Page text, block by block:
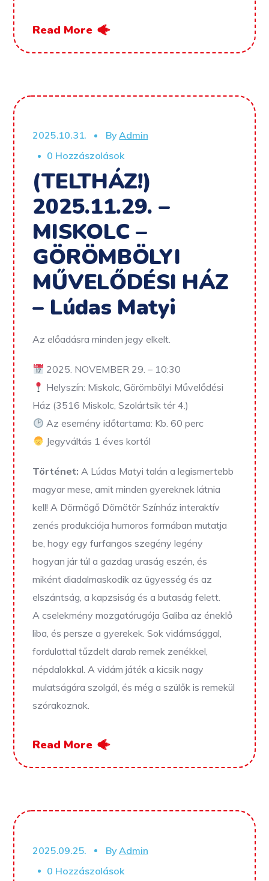
Read More
2025.10.31. ByAdmin
0 Hozzászolások
(TELTHÁZ!)
2025.11.29. –
MISKOLC –
GÖRÖMBÖLYI
MŰVELŐDÉSI HÁZ
– Lúdas Matyi
Az előadásra minden jegy elkelt.
2025. NOVEMBER 29. – 10:30
Helyszín: Miskolc, Görömbölyi Művelődési
Ház (3516 Miskolc, Szolártsik tér 4.)
Az esemény időtartama: Kb. 60 perc
Jegyváltás 1 éves kortól
Történet: A Lúdas Matyi talán a legismertebb
magyar mese, amit minden gyereknek látnia
kell! A Dörmögő Dömötör Színház interaktív
zenés produkciója humoros formában mutatja
be, hogy egy furfangos szegény legény
hogyan jár túl a gazdag uraság eszén, és
miként diadalmaskodik az ügyesség és az
elszántság, a kapzsiság és a butaság felett.
A cselekmény mozgatórugója Galiba az éneklő
liba, és persze a gyerekek. Sok vidámsággal,
fordulattal tűzdelt darab remek zenékkel,
népdalokkal. A vidám játék a kicsik nagy
mulatságára szolgál, és még a szülők is remekül
szórakoznak.
Read More
2025.09.25. ByAdmin
0 Hozzászolások